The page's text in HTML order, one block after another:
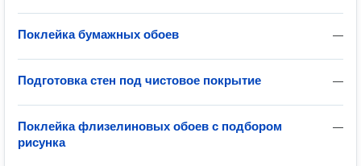
—
Поклейка бумажных обоев
—
Подготовка стен под чистовое покрытие
—
Поклейка флизелиновых обоев с подбором
рисунка